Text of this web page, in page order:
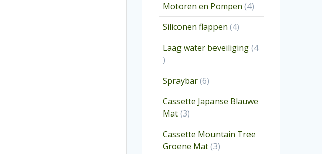
Motoren en Pompen 44
producten
Siliconen flappen 44
producten
Laag water beveiliging 4
4
producten
Spraybar 66
producten
Cassette Japanse Blauwe
Mat 33
producten
Cassette Mountain Tree
Groene Mat 33